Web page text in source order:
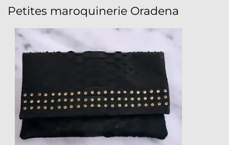
Petites maroquinerie Oradena